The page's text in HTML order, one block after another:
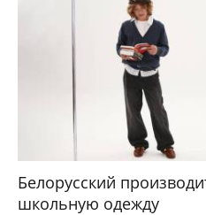
Белорусский
школьную одежду